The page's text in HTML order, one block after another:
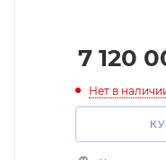
7 120
Нет в